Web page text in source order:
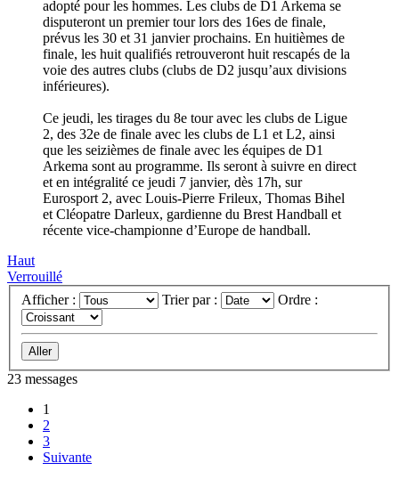
adopté pour les hommes. Les clubs de D1 Arkema se
disputeront un premier tour lors des 16es de finale,
prévus les 30 et 31 janvier prochains. En huitièmes de
finale, les huit qualifiés retrouveront huit rescapés de la
voie des autres clubs (clubs de D2 jusqu’aux divisions
inférieures).
Ce jeudi, les tirages du 8e tour avec les clubs de Ligue
2, des 32e de finale avec les clubs de L1 et L2, ainsi
que les seizièmes de finale avec les équipes de D1
Arkema sont au programme. Ils seront à suivre en direct
et en intégralité ce jeudi 7 janvier, dès 17h, sur
Eurosport 2, avec Louis-Pierre Frileux, Thomas Bihel
et Cléopatre Darleux, gardienne du Brest Handball et
récente vice-championne d’Europe de handball.
Haut
Verrouillé
Afficher :
Trier par : Ordre :
23 messages
1
2
3
Suivante